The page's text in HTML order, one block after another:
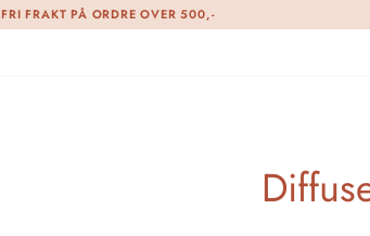
FRI FRAKT PÅ ORDRE OVER 500,-